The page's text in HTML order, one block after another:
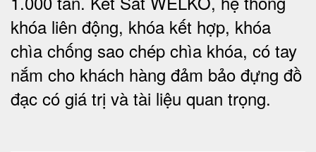
khóa liên động, khóa kết hợp, khóa
chìa chống sao chép chìa khóa, có tay
nắm cho khách hàng đảm bảo đựng đồ
đạc có giá trị và tài liệu quan trọng.